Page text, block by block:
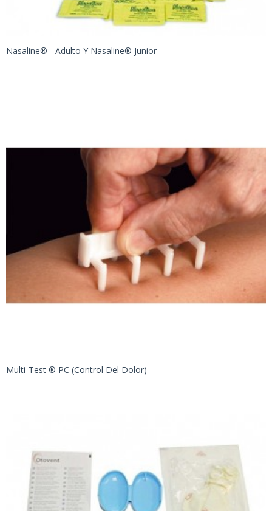
Nasaline® - Adulto Y Nasaline® Junior
Multi-Test ® PC (control Del Dolor)